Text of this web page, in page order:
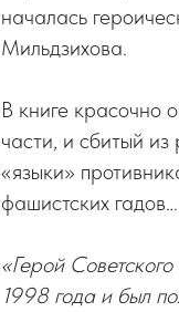
началась
Мильдзихова.
В книге красочно
части, и сбитый
«языки»
фашистских гадов…
«Герой
1998 года и был